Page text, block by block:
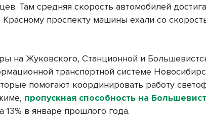
Там средняя скорость автомобилей
проспекту машины ехали со
на Жуковского, Станционной и
транспортной системе
помогают координировать работу
пропускная способность на
13% в январе прошлого года.